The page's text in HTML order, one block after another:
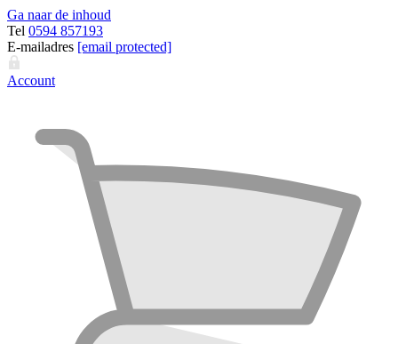
Ga naar de inhoud
Tel 0594 857193
E-mailadres [email protected]
Account